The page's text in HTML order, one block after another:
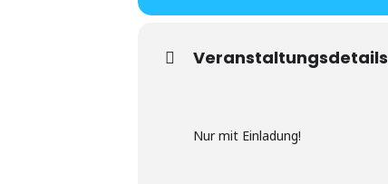
Veranstaltungsdetails
Nur mit Einladung!